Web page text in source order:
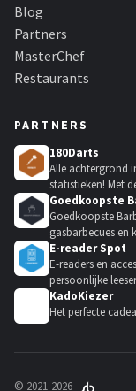
Blog
Partners
MasterChef
Restaurants
PARTNERS
180Darts
Alle achtergrond
statistieken! Met
Goedkoopste
Goedkoopste
gasbarbecues en
E-reader Spot
E-readers en
persoonlijke
KadoKiezer
Het perfecte
© 2021-2026